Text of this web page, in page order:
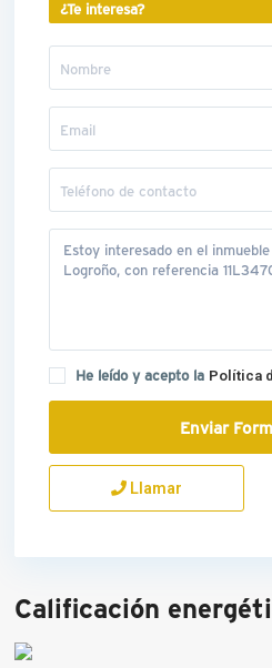
¿Te interesa?
He leído y acepto la Política
Llamar
Calificación